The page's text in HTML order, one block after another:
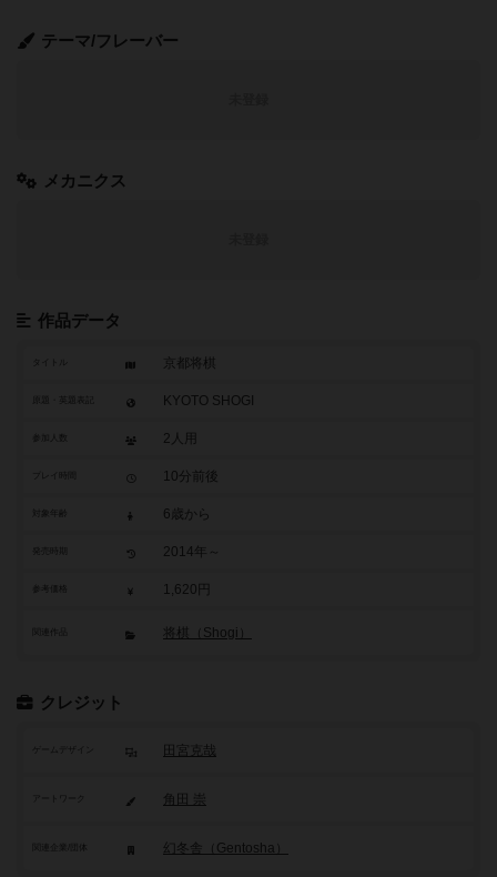
テーマ/フレーバー
メカニクス
作品データ
タイトル 京都将棋
KYOTO SHOGI
参加人数 2人用
10分前後
6歳から
2014年～
参考価格 1,620円
関連作品 将棋（Shogi）
クレジット
ゲームデザイン 田宮克哉
アートワーク 角田 崇
幻冬舎（Gentosha）